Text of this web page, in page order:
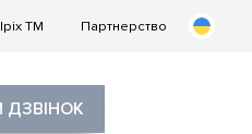
TM Партнерство